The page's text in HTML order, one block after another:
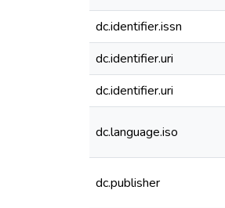
dc.identifier.issn
dc.identifier.uri
dc.identifier.uri
dc.language.iso
dc.publisher